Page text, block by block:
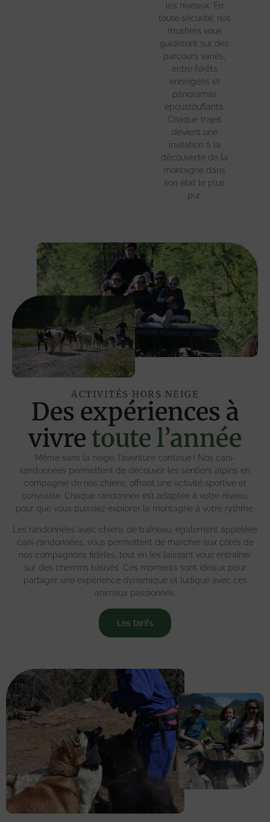
les niveaux. En
toute sécurité, nos
mushers vous
guideront sur des
parcours variés,
entre forêts
enneigées et
panoramas
époustouflants.
Chaque trajet
devient une
invitation à la
découverte de la
montagne dans
son état le plus
pur.
ACTIVITÉS HORS NEIGE
Des expériences à
vivre toute l’année
Même sans la neige, l’aventure continue ! Nos cani-
randonnées permettent de découvrir les sentiers alpins en
compagnie de nos chiens, offrant une activité sportive et
conviviale. Chaque randonnée est adaptée à votre niveau,
pour que vous puissiez explorer la montagne à votre rythme.
Les randonnées avec chiens de traîneau, également appelées
cani-randonnées, vous permettent de marcher aux côtés de
nos compagnons fidèles, tout en les laissant vous entraîner
sur des chemins balisés. Ces moments sont idéaux pour
partager une expérience dynamique et ludique avec ces
animaux passionnés.
Les tarifs